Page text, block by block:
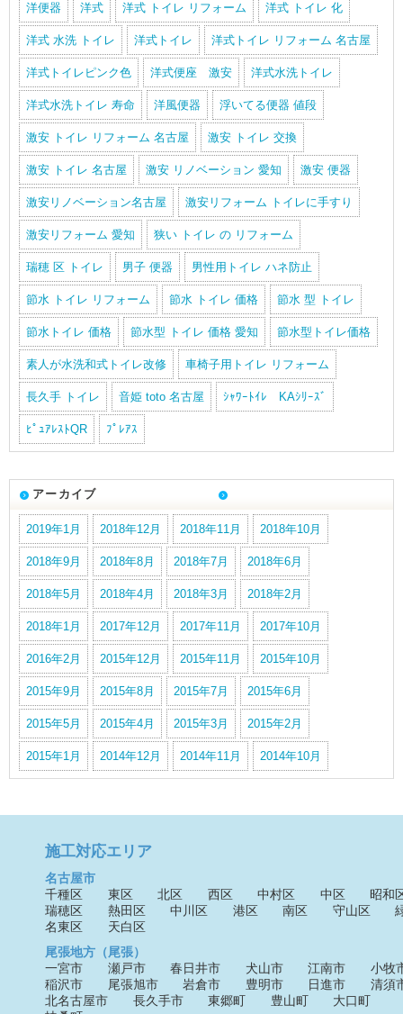
洋便器 洋式 洋式 トイレ リフォーム 洋式 トイレ 化
洋式 水洗 トイレ 洋式トイレ 洋式トイレ リフォーム 名古屋
洋式トイレピンク色 洋式便座 激安 洋式水洗トイレ
洋式水洗トイレ 寿命 洋風便器 浮いてる便器 値段
激安 トイレ リフォーム 名古屋 激安 トイレ 交換
激安 トイレ 名古屋 激安 リノベーション 愛知 激安 便器
激安リノベーション名古屋 激安リフォーム トイレに手すり
激安リフォーム 愛知 狭い トイレ の リフォーム
瑞穂 区 トイレ 男子 便器 男性用トイレ ハネ防止
節水 トイレ リフォーム 節水 トイレ 価格 節水 型 トイレ
節水トイレ 価格 節水型 トイレ 価格 愛知 節水型トイレ価格
素人が水洗和式トイレ改修 車椅子用トイレ リフォーム
長久手 トイレ 音姫 toto 名古屋 ｼｬﾜｰﾄｲﾚ KAｼﾘｰｽﾞ
ﾋﾟｭｱﾚｽﾄQR ﾌﾟﾚｱｽ
アーカイブ
2019年1月 2018年12月 2018年11月 2018年10月
2018年9月 2018年8月 2018年7月 2018年6月
2018年5月 2018年4月 2018年3月 2018年2月
2018年1月 2017年12月 2017年11月 2017年10月
2016年2月 2015年12月 2015年11月 2015年10月
2015年9月 2015年8月 2015年7月 2015年6月
2015年5月 2015年4月 2015年3月 2015年2月
2015年1月 2014年12月 2014年11月 2014年10月
施工対応エリア
名古屋市
千種区
東区 北区 西区 中村区 中区
昭和
瑞穂区
熱田区 中川区 港区 南区 守山区
名東区
天白区
尾張地方（尾張）
一宮市
瀬戸市 春日井市 犬山市 江南市
小牧
稲沢市
尾張旭市 岩倉市 豊明市 日進市
清須
北名古屋市
長久手市 東郷町 豊山町
大口町